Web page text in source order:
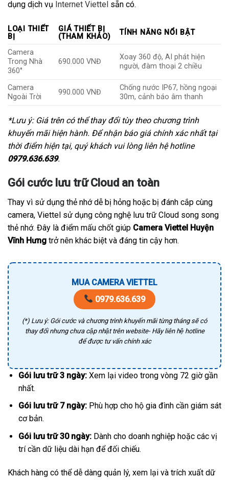
dụng dịch vụ Internet Viettel sẵn có.
LOẠI THIẾT
BỊ
GIÁ THIẾT BỊ
(THAM KHẢO)
TÍNH NĂNG NỔI BẬT
Camera
Trong Nhà
360°
690.000 VNĐ
Xoay 360 độ, AI phát hiện
người, đàm thoại 2 chiều
Camera
Ngoài Trời
990.000 VNĐ
Chống nước IP67, hồng ngoại
30m, cảnh báo âm thanh
*Lưu ý: Giá trên có thể thay đổi tùy theo chương trình
khuyến mãi hiện hành. Để nhận báo giá chính xác nhất tại
thời điểm hiện tại, quý khách vui lòng liên hệ hotline
0979.636.639.
Gói cước lưu trữ Cloud an toàn
Thay vì sử dụng thẻ nhớ dễ bị hỏng hoặc bị đánh cắp cùng
camera, Viettel sử dụng công nghệ lưu trữ Cloud song song
thẻ nhớ. Đây là điểm mấu chốt giúp Camera Viettel Huyện
Vĩnh Hưng trở nên khác biệt và đáng tin cậy hơn.
MUA CAMERA VIETTEL
0979.636.639
(*) Lưu ý: Gói cước và chương trình khuyến mãi từng tháng sẽ có
thay đổi nhưng chưa cập nhật trên website- Hãy liên hệ hotline
để được tư vấn chính xác
Gói lưu trữ 3 ngày:Xem lại video trong vòng 72 giờ gần
nhất.
Gói lưu trữ 7 ngày:Phù hợp cho hộ gia đình cần giám sát
cơ bản.
Gói lưu trữ 30 ngày:Dành cho doanh nghiệp hoặc các vị
trí cần dữ liệu dài hạn để đối chiếu.
Khách hàng có thể dễ dàng quản lý, xem lại và trích xuất dữ